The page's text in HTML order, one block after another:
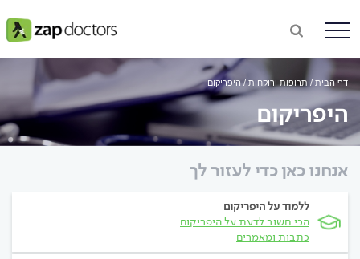
דף הבית תרופות ורוקחות היפריקום
היפריקום
אנחנו כאן כדי לעזור לך
ללמוד על היפריקום
הכי חשוב לדעת על היפריקום
כתבות ומאמרים